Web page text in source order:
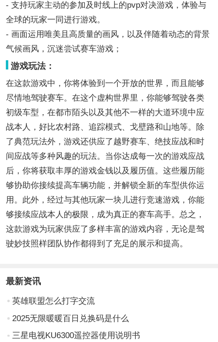
- 支持玩家主动的参加及时线上的pvp对决游戏，体验与
全球的玩家一同进行游戏。
- 画面运用唯美且高质量的画风，以及伴随着动态的背景
气候画风，沉迷尝试赛车游戏；
游戏玩法：
在这款游戏中，你将体验到一个开放的世界，而且能够
尽情地驾驶赛车。在这个虚构世界里，你能够驾驶各类
初级车型，在都市陌头以及其他不一样的大道环境中应
战本人，好比农村路、追踪模式、戈壁路和山地等。除
了典范玩法外，游戏还供应了越野赛车、绝技应战和时
间应战等多种风趣的玩法。当你达成每一次的游戏应战
后，你将获取丰厚的游戏金钱以及履历值。这些履历能
够协助你接续提高车辆功能，并解锁全新的车型供你运
用。此外，经过与其他玩家一块儿进行竞速游戏，你能
够接续应战本人的极限，成为真正的赛车高手。总之，
这款游戏为玩家供应了多样丰富的游戏内容，无论是驾
驶妙技照样团队协作都得到了充足的展示和提高。
最新资讯
英雄联盟怎么打字交流
2025无限暖暖百日兑换码是什么
三星电视KU6300遥控器使用说明书